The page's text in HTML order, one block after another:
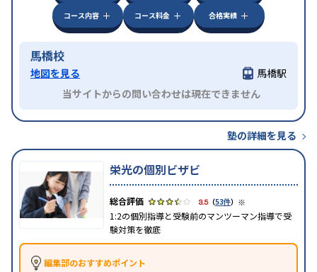
コース内容
コース料金 合格実績
馬橋校
地図を見る
馬橋駅
当サイトからの問い合わせは現在できません
塾の詳細を見る
栄光の個別ビザビ
3.5（53件） ※
1:2の個別指導と受験前のマンツーマン指導で受
験対策を徹底
編集部のおすすめポイント